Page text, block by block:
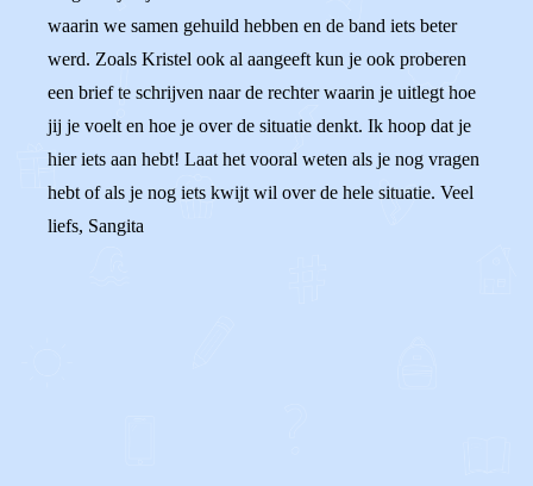
waarin we samen gehuild hebben en de band iets beter
werd. Zoals Kristel ook al aangeeft kun je ook proberen
een brief te schrijven naar de rechter waarin je uitlegt hoe
jij je voelt en hoe je over de situatie denkt. Ik hoop dat je
hier iets aan hebt! Laat het vooral weten als je nog vragen
hebt of als je nog iets kwijt wil over de hele situatie. Veel
liefs, Sangita